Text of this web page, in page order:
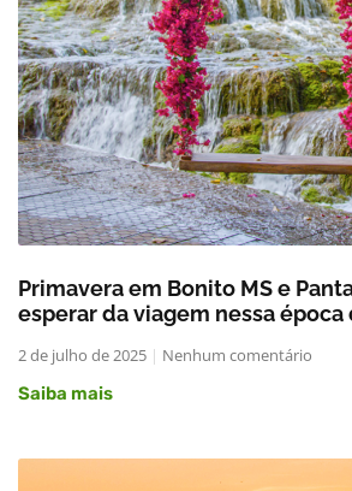
Primavera em Bonito MS e
esperar da viagem nessa época
2 de julho de 2025
Nenhum comentário
Saiba mais